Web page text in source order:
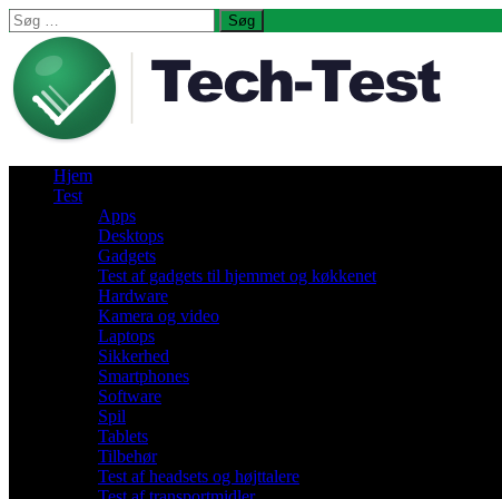
Søg
efter:
Hjem
Test
Apps
Desktops
Gadgets
Test af gadgets til hjemmet og køkkenet
Hardware
Kamera og video
Laptops
Sikkerhed
Smartphones
Software
Spil
Tablets
Tilbehør
Test af headsets og højttalere